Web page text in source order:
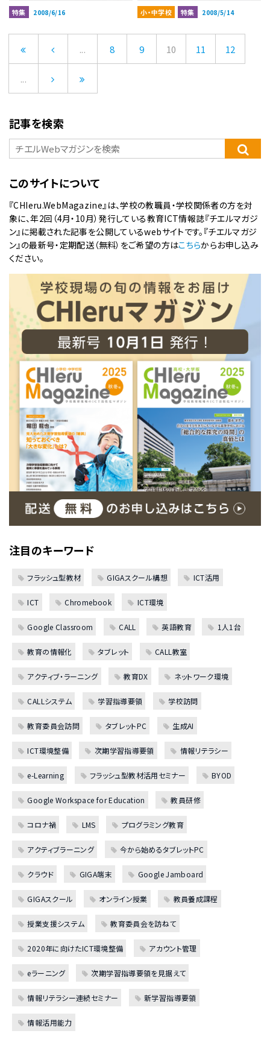
特集 2008/6/16 小・中学校 特集 2008/5/14
... 8 9 10 11 12
...
記事を検索
このサイトについて
『CHIeru.WebMagazine』は、学校の教職員・学校関係者の方を対
象に、年2回（4月・10月）発行している教育ICT情報誌『チエルマガジ
ン』に掲載された記事を公開しているwebサイトです。『チエルマガジ
ン』の最新号・定期配送（無料）をご希望の方はこちらからお申し込み
ください。
注目のキーワード
フラッシュ型教材 GIGAスクール構想 ICT活用
ICT Chromebook ICT環境
Google Classroom CALL 英語教育 1人1台
教育の情報化 タブレット CALL教室
アクティブ・ラーニング 教育DX ネットワーク環境
CALLシステム 学習指導要領 学校訪問
教育委員会訪問 タブレットPC 生成AI
ICT環境整備 次期学習指導要領 情報リテラシー
e-Learning フラッシュ型教材活用セミナー BYOD
Google Workspace for Education 教員研修
コロナ禍 LMS プログラミング教育
アクティブラーニング 今から始めるタブレットPC
クラウド GIGA端末 Google Jamboard
GIGAスクール オンライン授業 教員養成課程
授業支援システム 教育委員会を訪ねて
2020年に向けたICT環境整備 アカウント管理
eラーニング 次期学習指導要領を見据えて
情報リテラシー連続セミナー 新学習指導要領
情報活用能力